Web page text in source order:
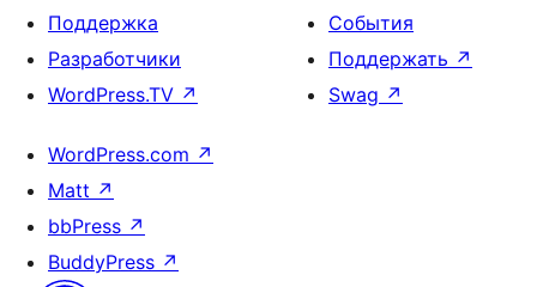
Поддержка
Разработчики
WordPress.TV ↗
События
Поддержать ↗
Swag ↗
WordPress.com ↗
Matt ↗
bbPress ↗
BuddyPress ↗